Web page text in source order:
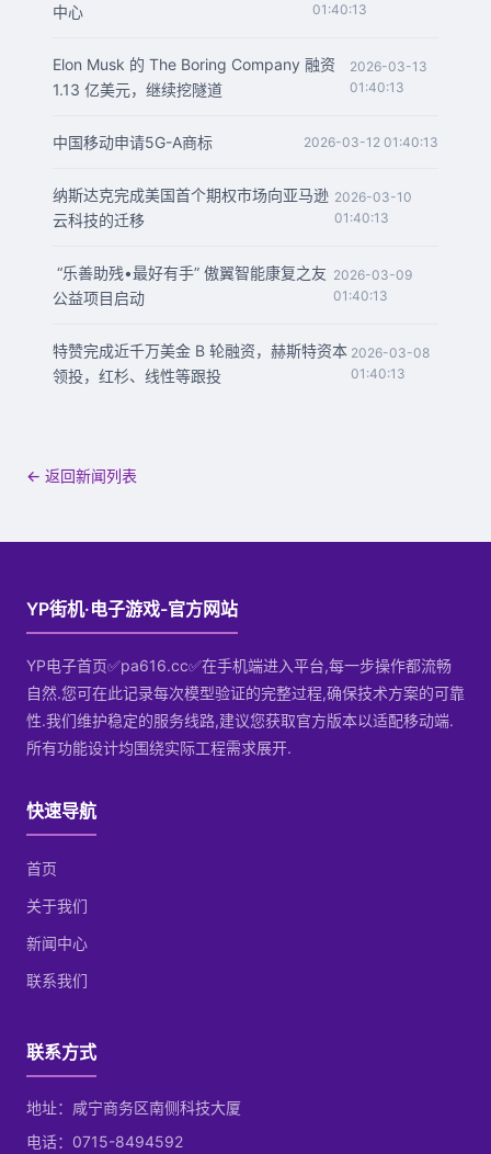
中心
01:40:13
Elon Musk 的 The Boring Company 融资
1.13 亿美元，继续挖隧道
2026-03-13
01:40:13
中国移动申请5G-A商标 2026-03-12 01:40:13
纳斯达克完成美国首个期权市场向亚马逊
云科技的迁移
2026-03-10
01:40:13
“乐善助残•最好有手” 傲翼智能康复之友
公益项目启动
2026-03-09
01:40:13
特赞完成近千万美金 B 轮融资，赫斯特资本
领投，红杉、线性等跟投
2026-03-08
01:40:13
← 返回新闻列表
YP街机·电子游戏-官方网站
YP电子首页✅pa616.cc✅在手机端进入平台,每一步操作都流畅
自然.您可在此记录每次模型验证的完整过程,确保技术方案的可靠
性.我们维护稳定的服务线路,建议您获取官方版本以适配移动端.
所有功能设计均围绕实际工程需求展开.
快速导航
首页
关于我们
新闻中心
联系我们
联系方式
地址：咸宁商务区南侧科技大厦
电话：0715-8494592